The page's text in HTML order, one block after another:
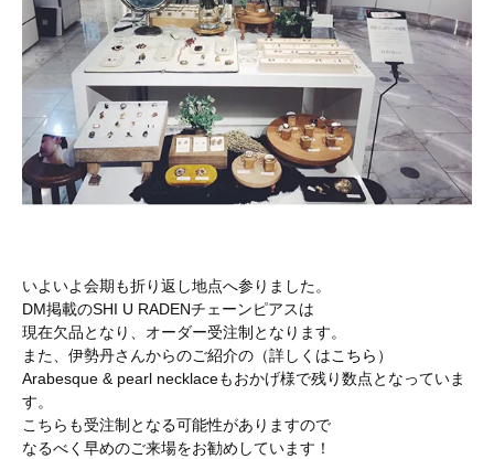
いよいよ会期も折り返し地点へ参りました。
DM掲載のSHI U RADENチェーンピアスは
現在欠品となり、オーダー受注制となります。
また、伊勢丹さんからのご紹介の（詳しくはこちら ）
Arabesque & pearl necklaceもおかげ様で残り数点となっていま
す。
こちらも受注制となる可能性がありますので
なるべく早めのご来場をお勧めしています！